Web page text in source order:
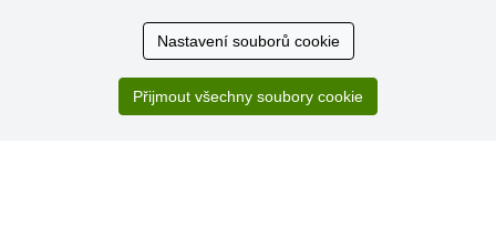
Super obchod, kvalitní zboží za slušné ceny. Vřele
Nastavení souborů cookie
Přijmout všechny soubory cookie